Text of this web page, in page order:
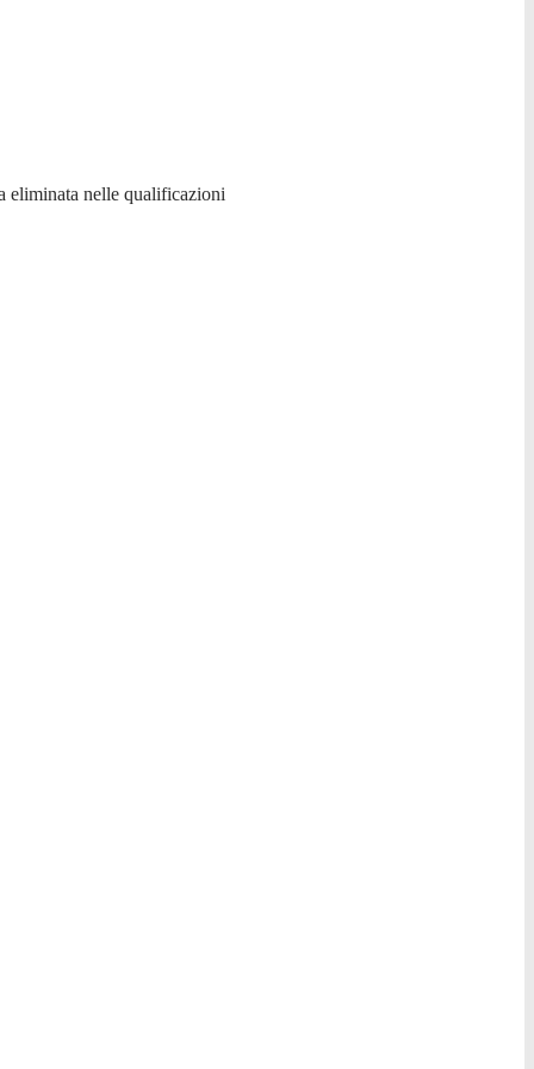
eliminata nelle qualificazioni